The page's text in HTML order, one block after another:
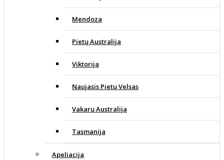
Mendoza
Pietų Australija
Viktorija
Naujasis Pietų Velsas
Vakarų Australija
Tasmanija
Apeliacija